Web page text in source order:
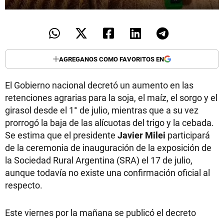
AGREGANOS COMO FAVORITOS EN
El Gobierno nacional decretó un aumento en las
retenciones agrarias para la soja, el maíz, el sorgo y el
girasol desde el 1° de julio, mientras que a su vez
prorrogó la baja de las alícuotas del trigo y la cebada.
Se estima que el presidente Javier Milei participará
de la ceremonia de inauguración de la exposición de
la Sociedad Rural Argentina (SRA) el 17 de julio,
aunque todavía no existe una confirmación oficial al
respecto.
Este viernes por la mañana se publicó el decreto